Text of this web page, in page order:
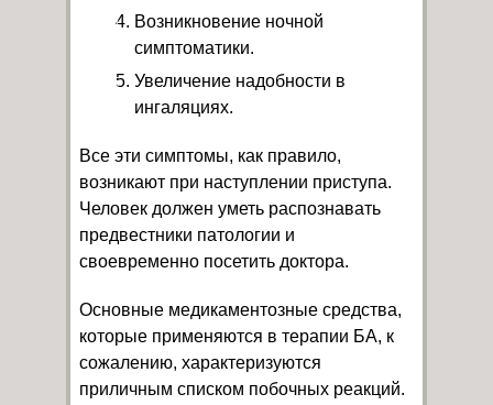
Возникновение ночной
симптоматики.
Увеличение надобности в
ингаляциях.
Все эти симптомы, как правило,
возникают при наступлении приступа.
Человек должен уметь распознавать
предвестники патологии и
своевременно посетить доктора.
Основные медикаментозные средства,
которые применяются в терапии БА, к
сожалению, характеризуются
приличным списком побочных реакций.